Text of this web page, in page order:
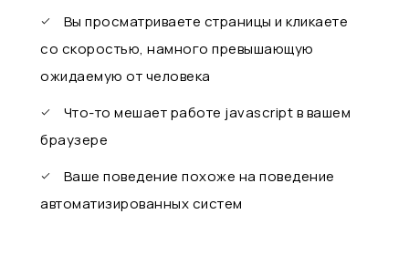
Вы просматриваете страницы и кликаете
со скоростью, намного превышающую
ожидаемую от человека
Что-то мешает работе javascript в вашем
браузере
Ваше поведение похоже на поведение
автоматизированных систем